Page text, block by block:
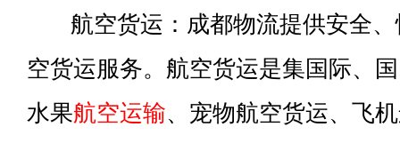
航空货运：成都物流提供安全、
空货运服务。航空货运是集国际、
水果航空运输、宠物航空货运、飞